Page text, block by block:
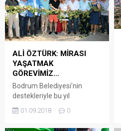
ALİ ÖZTÜRK: MİRASI
YAŞATMAK
GÖREVİMİZ…
Bodrum Belediyesi’nin
destekleriyle bu yıl
Karaova Bağ Bozumu
01.09.2018 0